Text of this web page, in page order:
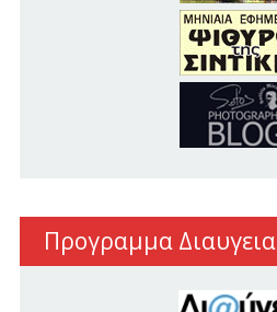
Προγραμμα Διαυγεια